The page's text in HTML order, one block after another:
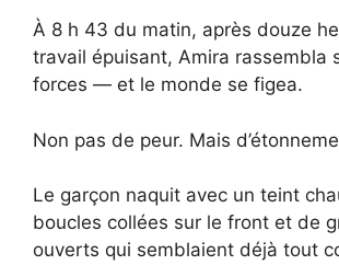
À 8 h 43 du matin, après douze
travail épuisant, Amira rassembla
forces — et le monde se figea.
Non pas de peur. Mais
Le garçon naquit avec un teint
boucles collées sur le front et de
ouverts qui semblaient déjà tout